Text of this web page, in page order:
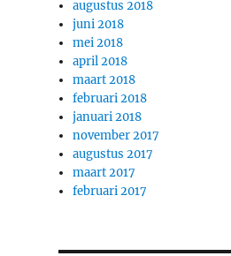
augustus 2018
juni 2018
mei 2018
april 2018
maart 2018
februari 2018
januari 2018
november 2017
augustus 2017
maart 2017
februari 2017